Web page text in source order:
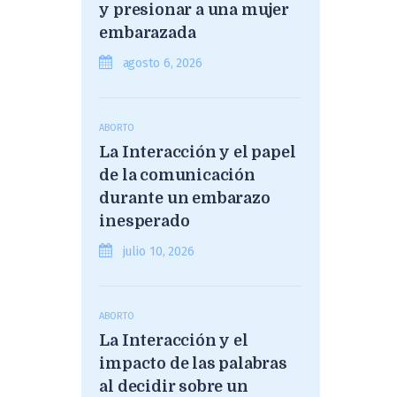
y presionar a una mujer
embarazada
agosto 6, 2026
ABORTO
La Interacción y el papel
de la comunicación
durante un embarazo
inesperado
julio 10, 2026
ABORTO
La Interacción y el
impacto de las palabras
al decidir sobre un